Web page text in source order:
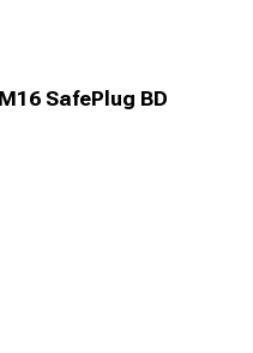
SafePlug BD